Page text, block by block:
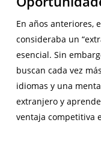
En años anteriores,
consideraba un
esencial. Sin
buscan cada vez
idiomas y una
extranjero y
ventaja competitiva